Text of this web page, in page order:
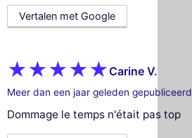
Vertalen met Google
Carine V.
Meer dan een jaar geleden gepubliceerd
Dommage le temps n'était pas top